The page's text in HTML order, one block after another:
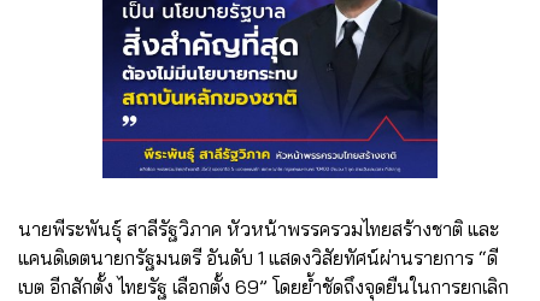
นายพีระพันธุ์ สาลีรัฐวิภาค หัวหน้าพรรครวมไทยสร้างชาติ และ
แคนดิเดตนายกรัฐมนตรี อันดับ 1 แสดงวิสัยทัศน์ผ่านรายการ “ดี
เบต อีกสักตั้ง ไทยรัฐ เลือกตั้ง 69” โดยย้ำชัดถึงจุดยืนในการยกเลิก